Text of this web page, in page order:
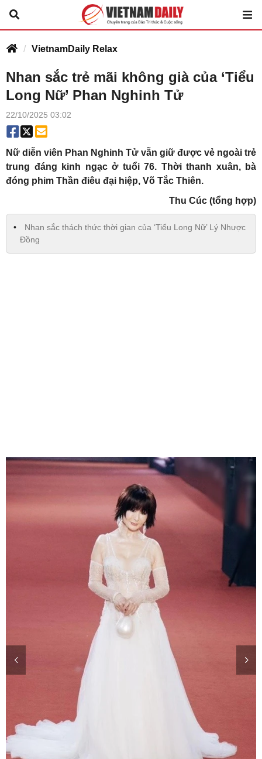
VietnamDaily Relax
Nhan sắc trẻ mãi không già của ‘Tiểu
Long Nữ’ Phan Nghinh Tử
22/10/2025 03:02
Nữ diễn viên Phan Nghinh Tử vẫn giữ được vẻ ngoài trẻ
trung đáng kinh ngạc ở tuổi 76. Thời thanh xuân, bà
đóng phim Thần điêu đại hiệp, Võ Tắc Thiên.
Thu Cúc (tổng hợp)
Nhan sắc thách thức thời gian của ‘Tiểu Long Nữ’ Lý Nhược
Đồng